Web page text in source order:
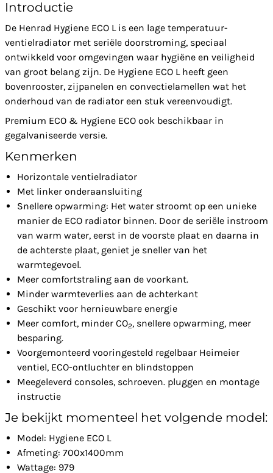
Introductie
De Henrad Hygiene ECO L is een lage temperatuur-
ventielradiator met seriële doorstroming, speciaal
ontwikkeld voor omgevingen waar hygiëne en veiligheid
van groot belang zijn. De Hygiene ECO L heeft geen
bovenrooster, zijpanelen en convectielamellen wat het
onderhoud van de radiator een stuk vereenvoudigt.
Premium ECO & Hygiene ECO ook beschikbaar in
gegalvaniseerde versie.
Kenmerken
Horizontale ventielradiator
Met linker onderaansluiting
Snellere opwarming: Het water stroomt op een unieke
manier de ECO radiator binnen. Door de seriële instroom
van warm water, eerst in de voorste plaat en daarna in
de achterste plaat, geniet je sneller van het
warmtegevoel.
Meer comfortstraling aan de voorkant.
Minder warmteverlies aan de achterkant
Geschikt voor hernieuwbare energie
Meer comfort, minder CO2, snellere opwarming, meer
besparing.
Voorgemonteerd vooringesteld regelbaar Heimeier
ventiel, ECO-ontluchter en blindstoppen
Meegeleverd consoles, schroeven. pluggen en montage
instructie
Je bekijkt momenteel het volgende model:
Model: Hygiene ECO L
Afmeting: 700x1400mm
Wattage: 979